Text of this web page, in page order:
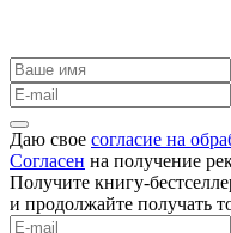
Даю свое согласие на
Согласен на получение
Получите книгу-
и продолжайте получать